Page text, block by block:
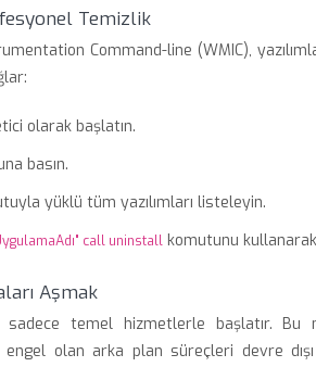
Temizlik
Command-line (WMIC),
olarak başlatın.
basın.
yüklü tüm yazılımları listeleyin.
call uninstall komutunu
Aşmak
sadece temel hizmetlerle başlatır. Bu
engel olan arka plan süreçleri devre